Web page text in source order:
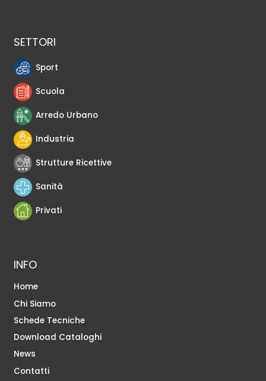
SETTORI
Sport
Scuola
Arredo Urbano
Industria
Strutture Ricettive
Sanità
Privati
INFO
Home
Chi Siamo
Schede Tecniche
Download Cataloghi
News
Contatti